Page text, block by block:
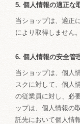
5. 個人情報の適正な
当ショップは、適正
により取得しません。
6. 個人情報の安全管
当ショップは、個人
スクに対して、個人
の従業員に対し、必
ップは、個人情報の
託先において個人情